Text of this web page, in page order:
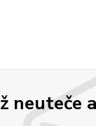
neuteče